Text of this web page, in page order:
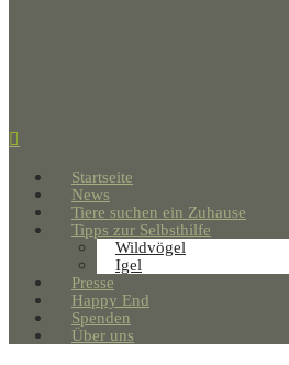
Startseite
News
Tiere suchen ein Zuhause
Tipps zur Selbsthilfe
Wildvögel
Igel
Presse
Happy End
Spenden
Über uns